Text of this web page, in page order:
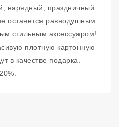
нарядный, праздничный
останется равнодушным
стильным аксессуаром!
плотную картонную
в качестве подарка.